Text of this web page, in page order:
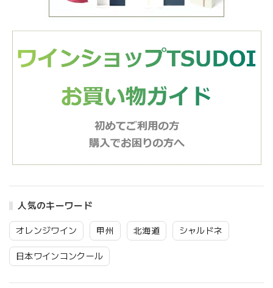
人気のキーワード
オレンジワイン 甲州 北海道 シャルドネ
日本ワインコンクール